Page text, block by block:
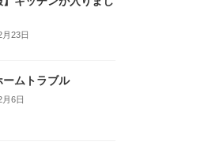
23日
ームトラブル
6日